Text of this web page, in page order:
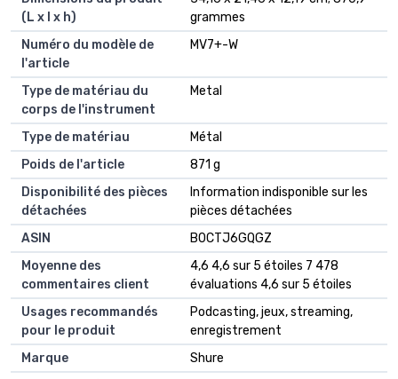
(L x l x h)
grammes
Numéro du modèle de
l'article
‎MV7+-W
Type de matériau du
corps de l'instrument
‎Metal
Type de matériau
‎Métal
Poids de l'article
‎871 g
Disponibilité des pièces
détachées
‎Information indisponible sur les
pièces détachées
ASIN
B0CTJ6GQGZ
Moyenne des
commentaires client
4,6 4,6 sur 5 étoiles 7 478
évaluations 4,6 sur 5 étoiles
Usages recommandés
pour le produit
Podcasting, jeux, streaming,
enregistrement
Marque
Shure